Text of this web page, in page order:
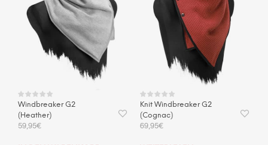
können
Produktseite
Windbreaker G2
(Heather)
59,95€
Knit Windbreaker G2
(Cognac)
69,95€